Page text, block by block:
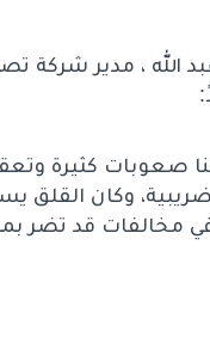
الله ، مدير شركة
صعوبات كثيرة
وكان القلق
مخالفات قد تضر